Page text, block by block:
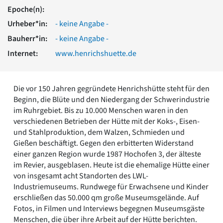
Romanik
Vorromanik
Römische Antike
Über uns
Über baukunst-nrw
Kontakt
Impressum
Datenschutz
Suchbegriff eingeben
Epoche(n):
Urheber*in:
- keine Angabe -
Bauherr*in:
- keine Angabe -
Internet:
www.henrichshuette.de
Die vor 150 Jahren gegründete Henrichshütte steht für den
Beginn, die Blüte und den Niedergang der Schwerindustrie
im Ruhrgebiet. Bis zu 10.000 Menschen waren in den
verschiedenen Betrieben der Hütte mit der Koks-, Eisen-
und Stahlproduktion, dem Walzen, Schmieden und
Gießen beschäftigt. Gegen den erbitterten Widerstand
einer ganzen Region wurde 1987 Hochofen 3, der älteste
im Revier, ausgeblasen. Heute ist die ehemalige Hütte einer
von insgesamt acht Standorten des LWL-
Industriemuseums. Rundwege für Erwachsene und Kinder
erschließen das 50.000 qm große Museumsgelände. Auf
Fotos, in Filmen und Interviews begegnen Museumsgäste
Menschen, die über ihre Arbeit auf der Hütte berichten.